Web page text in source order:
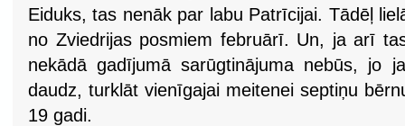
Eiduks, tas nenāk par labu Patrīcijai. Tādēļ
no Zviedrijas posmiem februārī. Un, ja arī
nekādā gadījumā sarūgtinājuma nebūs, jo
daudz, turklāt vienīgajai meitenei septiņu
19 gadi.